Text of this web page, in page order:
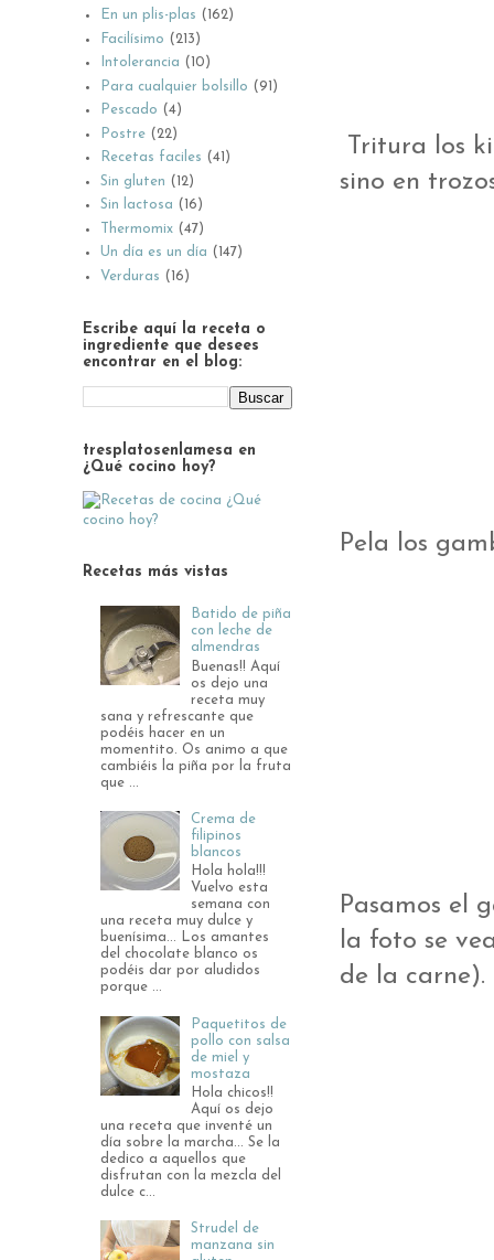
Tritura los
sino en
Pela los
Pasamos el
la foto se
de la carne).
En un plis-plas (162)
Facilísimo (213)
Intolerancia (10)
Para cualquier bolsillo (91)
Pescado (4)
Postre (22)
Recetas faciles (41)
Sin gluten (12)
Sin lactosa (16)
Thermomix (47)
Un día es un día (147)
Verduras (16)
Escribe aquí la receta o
ingrediente que desees
encontrar en el blog:
tresplatosenlamesa en
¿Qué cocino hoy?
Recetas más vistas
Batido de piña
con leche de
almendras
Buenas!! Aquí
os dejo una
receta muy
sana y refrescante que
podéis hacer en un
momentito. Os animo a que
cambiéis la piña por la fruta
que ...
Crema de
filipinos
blancos
Hola hola!!!
Vuelvo esta
semana con
una receta muy dulce y
buenísima... Los amantes
del chocolate blanco os
podéis dar por aludidos
porque ...
Paquetitos de
pollo con salsa
de miel y
mostaza
Hola chicos!!
Aquí os dejo
una receta que inventé un
día sobre la marcha... Se la
dedico a aquellos que
disfrutan con la mezcla del
dulce c...
Strudel de
manzana sin